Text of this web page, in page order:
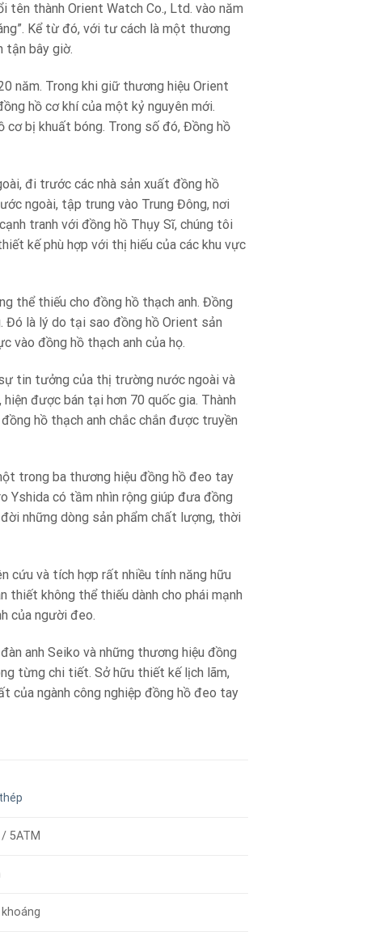
thành Orient Watch Co., Ltd. vào năm
Kể từ đó, với tư cách là một thương
tận bây giờ.
năm. Trong khi giữ thương hiệu Orient
hồ cơ khí của một kỷ nguyên mới.
cơ bị khuất bóng. Trong số đó, Đồng hồ
đi trước các nhà sản xuất đồng hồ
ngoài, tập trung vào Trung Đông, nơi
tranh với đồng hồ Thụy Sĩ, chúng tôi
kế phù hợp với thị hiếu của các khu vực
thể thiếu cho đồng hồ thạch anh. Đồng
Đó là lý do tại sao đồng hồ Orient sản
vào đồng hồ thạch anh của họ.
tin tưởng của thị trường nước ngoài và
được bán tại hơn 70 quốc gia. Thành
hồ thạch anh chắc chắn được truyền
trong ba thương hiệu đồng hồ đeo tay
Yshida có tầm nhìn rộng giúp đưa đồng
những dòng sản phẩm chất lượng, thời
cứu và tích hợp rất nhiều tính năng hữu
thiết không thể thiếu dành cho phái mạnh
của người đeo.
anh Seiko và những thương hiệu đồng
từng chi tiết. Sở hữu thiết kế lịch lãm,
của ngành công nghiệp đồng hồ đeo tay
5ATM
khoáng